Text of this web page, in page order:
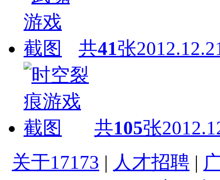
共41张
共105张
关于17173 | 人才招聘 |